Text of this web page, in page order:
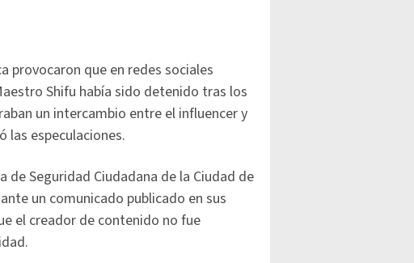
provocaron que en redes sociales
Shifu había sido detenido tras los
un intercambio entre el influencer y
las especulaciones.
de Seguridad Ciudadana de la Ciudad de
un comunicado publicado en sus
el creador de contenido no fue